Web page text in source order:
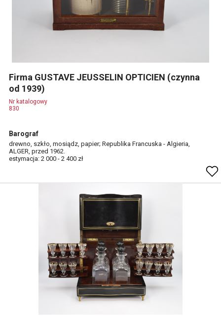
Firma GUSTAVE JEUSSELIN OPTICIEN (czynna
od 1939)
Nr katalogowy
830
Barograf
drewno, szkło, mosiądz, papier; Republika Francuska - Algieria,
ALGER, przed 1962.
estymacja: 2 000 - 2 400 zł